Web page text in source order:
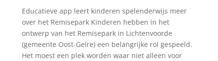
Educatieve app leert kinderen spelenderwijs meer
over het Remisepark Kinderen hebben in het
ontwerp van het Remisepark in Lichtenvoorde
(gemeente Oost-Gelre) een belangrijke rol gespeeld.
Het moest een plek worden waar niet alleen voor